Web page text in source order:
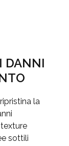
DANNI
la
sottili